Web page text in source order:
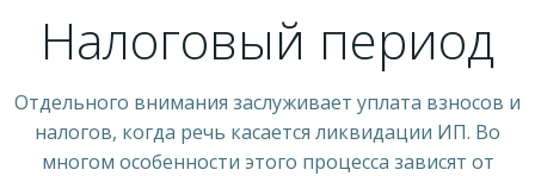
Налоговый период
Отдельного внимания заслуживает уплата взносов и
налогов, когда речь касается ликвидации ИП. Во
многом особенности этого процесса зависят от